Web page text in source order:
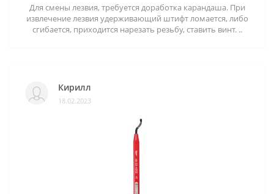
Для смены лезвия, требуется доработка карандаша. При
извлечение лезвия удерживающий штифт ломается, либо
сгибается, приходится нарезать резьбу, ставить винт. ..
Кирилл
18.02.2023